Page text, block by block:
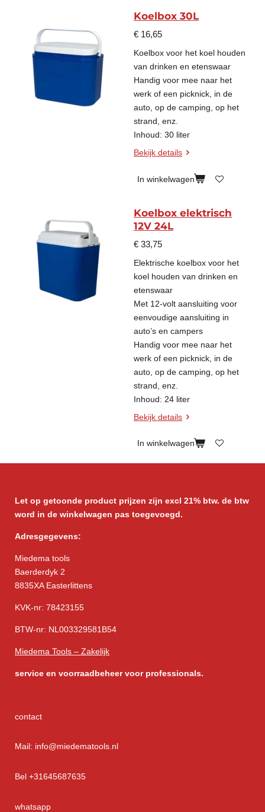
Koelbox 30L
€ 16,65
Koelbox voor het koel houden
van drinken en etenswaar
Handig voor mee naar het
werk of een picknick, in de
auto, op de camping, op het
strand, enz.
Inhoud: 30 liter
Bekijk details
In winkelwagen
Koelbox elektrisch
12V 24L
€ 33,75
Elektrische koelbox voor het
koel houden van drinken en
etenswaar
Met 12-volt aansluiting voor
eenvoudige aansluiting in
auto’s en campers
Handig voor mee naar het
werk of een picknick, in de
auto, op de camping, op het
strand, enz.
Inhoud: 24 liter
Bekijk details
In winkelwagen
Let op getoonde product prijzen zijn excl 21% btw. de btw
word in de winkelwagen pas toegevoegd.
Adresgegevens:
Miedema tools
Baerderdyk 2
8835XA Easterlittens
KVK-nr: 78423155
BTW-nr: NL003329581B54
Miedema Tools – Zakelijk
service en voorraadbeheer voor professionals.
contact
Mail: info@miedematools.nl
Bel +31645687635
whatsapp